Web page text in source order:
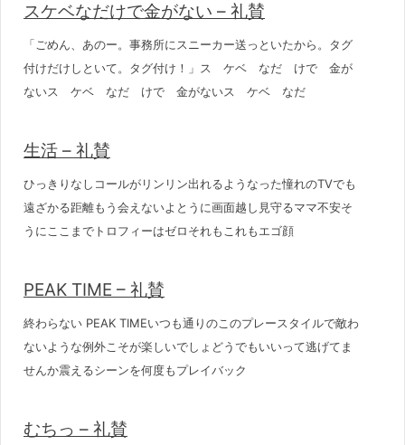
スケベなだけで金がない – 礼賛
「ごめん、あのー。事務所にスニーカー送っといたから。タグ
付けだけしといて。タグ付け！」ス ケベ なだ けで 金が
ないス ケベ なだ けで 金がないス ケベ なだ
生活 – 礼賛
ひっきりなしコールがリンリン出れるようなった憧れのTVでも
遠ざかる距離もう会えないよとうに画面越し見守るママ不安そ
うにここまでトロフィーはゼロそれもこれもエゴ顔
PEAK TIME – 礼賛
終わらない PEAK TIMEいつも通りのこのプレースタイルで敵わ
ないような例外こそが楽しいでしょどうでもいいって逃げてま
せんか震えるシーンを何度もプレイバック
むちっ – 礼賛